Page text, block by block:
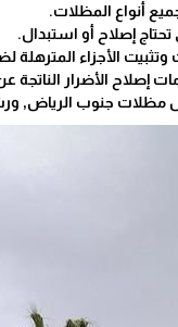
أنواع المظلات.
تحتاج إصلاح أو استبدال.
الأجزاء المترهلة
إصلاح الأضرار
مظلات جنوب الرياض,